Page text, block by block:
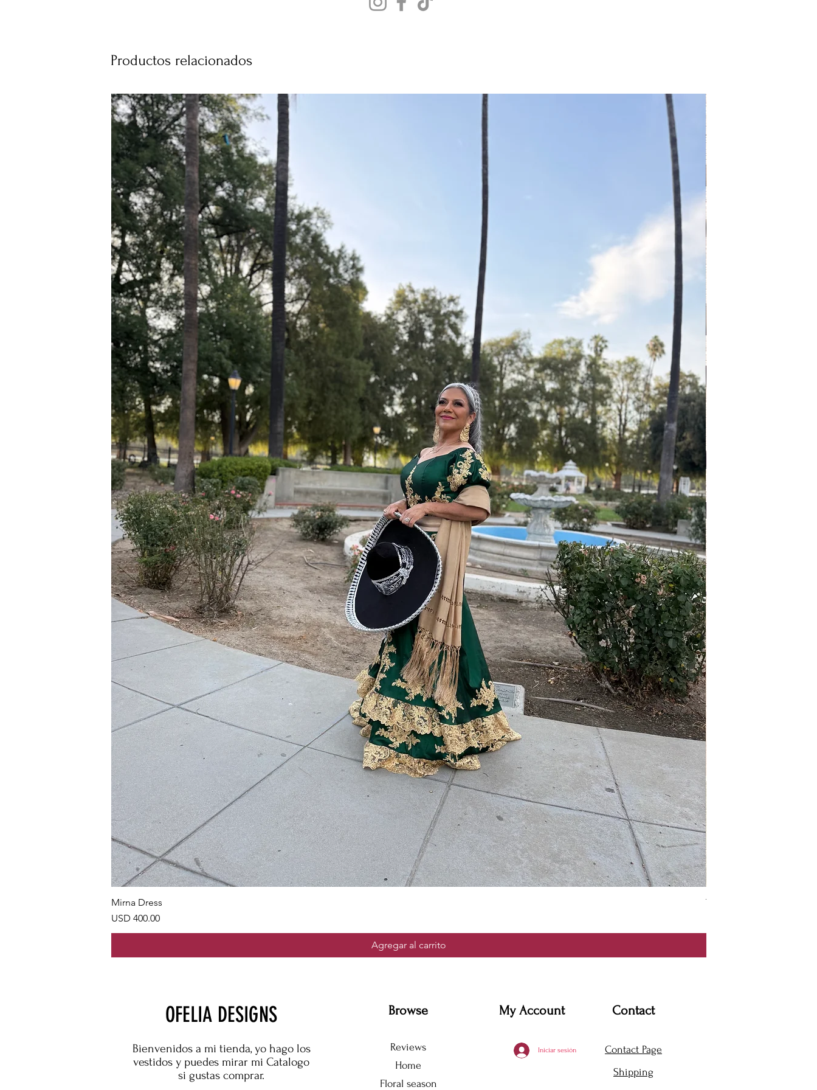
Productos relacionados
Mirna Dress
Precio
USD 400.00
Agregar al carrito
Thanya Dress
OFELIA DESIGNS
Bienvenidos a mi tienda, yo hago los
vestidos y puedes mirar mi Catalogo
si gustas comprar.
Browse
Reviews
Home
Floral season
My Account
Iniciar sesión
Contact
Contact Page
Shipping